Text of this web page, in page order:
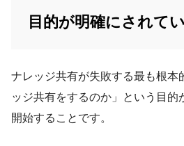
目的が明確にされて
ナレッジ共有が失敗する最も根本
ッジ共有をするのか」という目的
開始することです。